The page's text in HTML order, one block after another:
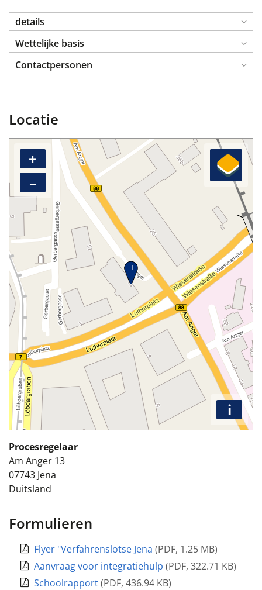
details
Wettelijke basis
Contactpersonen
Locatie
+
–
i
Procesregelaar
Am Anger 13
07743 Jena
Duitsland
Formulieren
Flyer "Verfahrenslotse Jena (PDF, 1.25 MB)
Aanvraag voor integratiehulp (PDF, 322.71 KB)
Schoolrapport(PDF, 436.94 KB)